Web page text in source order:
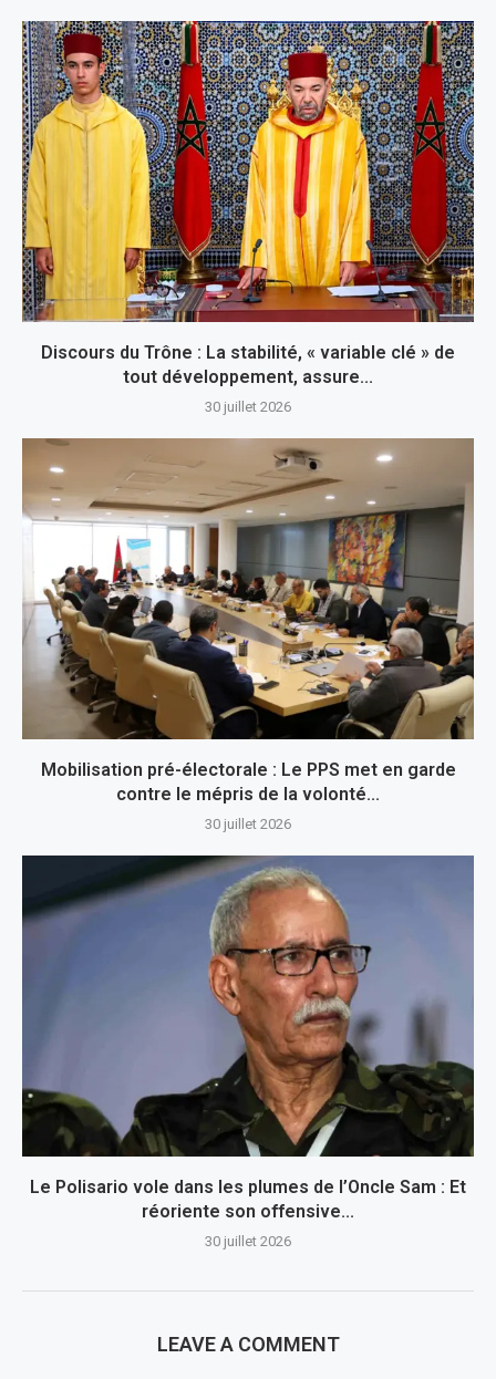
Discours du Trône : La stabilité, « variable clé » de
tout développement, assure...
30 juillet 2026
Mobilisation pré-électorale : Le PPS met en garde
contre le mépris de la volonté...
30 juillet 2026
Le Polisario vole dans les plumes de l’Oncle Sam : Et
réoriente son offensive...
30 juillet 2026
LEAVE A COMMENT